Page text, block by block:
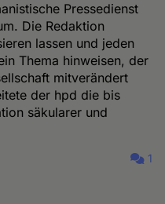
Pressedienst
Die Redaktion
lassen und jeden
Thema hinweisen, der
mitverändert
der hpd die bis
säkularer und
1